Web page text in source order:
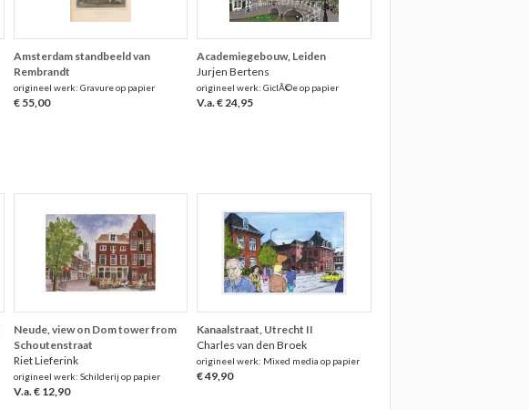
Amsterdam standbeeld van
Rembrandt
origineel werk: Gravure op papier
€ 55,00
Academiegebouw, Leiden
Jurjen Bertens
origineel werk: GiclÃ©e op papier
V.a. € 24,95
Neude, view on Dom tower from
Schoutenstraat
Riet Lieferink
origineel werk: Schilderij op papier
V.a. € 12,90
Kanaalstraat, Utrecht II
Charles van den Broek
origineel werk: Mixed media op papier
€ 49,90